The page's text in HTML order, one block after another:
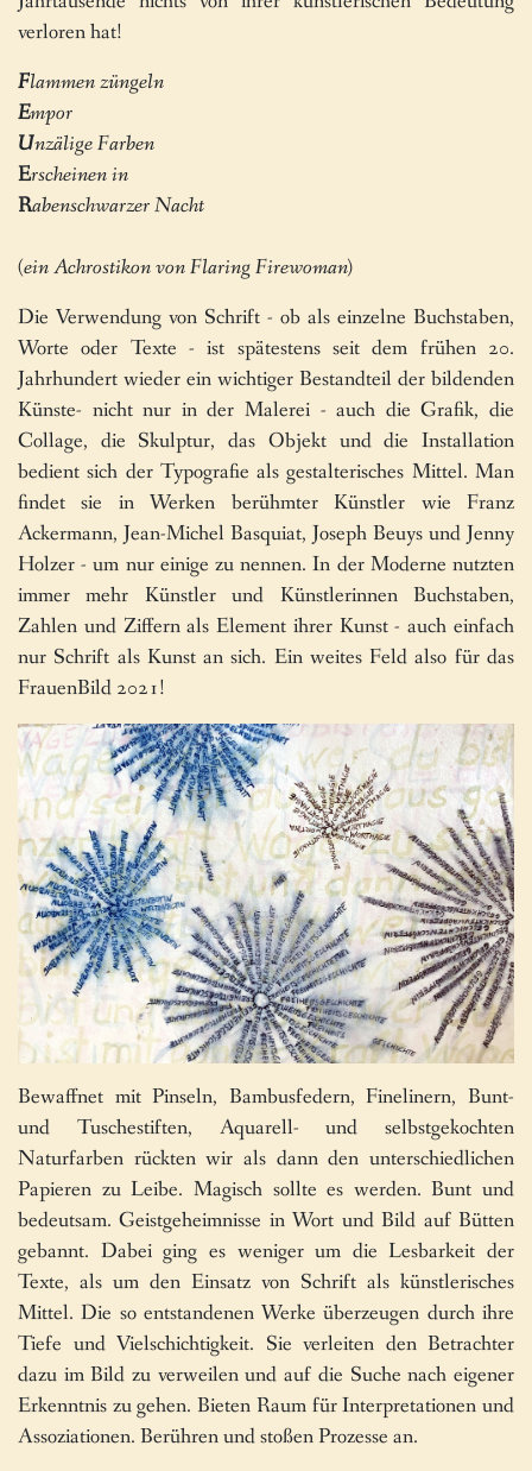
verloren hat!
Flammen züngeln
Empor
Unzälige Farben
Erscheinen in
Rabenschwarzer Nacht
(ein Achrostikon von Flaring Firewoman)
Die Verwendung von Schrift - ob als einzelne Buchstaben,
Worte oder Texte - ist spätestens seit dem frühen 20.
Jahrhundert wieder ein wichtiger Bestandteil der bildenden
Künste- nicht nur in der Malerei - auch die Grafik, die
Collage, die Skulptur, das Objekt und die Installation
bedient sich der Typografie als gestalterisches Mittel. Man
findet sie in Werken berühmter Künstler wie Franz
Ackermann, Jean-Michel Basquiat, Joseph Beuys und Jenny
Holzer - um nur einige zu nennen. In der Moderne nutzten
immer mehr Künstler und Künstlerinnen Buchstaben,
Zahlen und Ziffern als Element ihrer Kunst - auch einfach
nur Schrift als Kunst an sich. Ein weites Feld also für das
FrauenBild 2021!
Bewaffnet mit Pinseln, Bambusfedern, Finelinern, Bunt-
und Tuschestiften, Aquarell- und selbstgekochten
Naturfarben rückten wir als dann den unterschiedlichen
Papieren zu Leibe. Magisch sollte es werden. Bunt und
bedeutsam. Geistgeheimnisse in Wort und Bild auf Bütten
gebannt. Dabei ging es weniger um die Lesbarkeit der
Texte, als um den Einsatz von Schrift als künstlerisches
Mittel. Die so entstandenen Werke überzeugen durch ihre
Tiefe und Vielschichtigkeit. Sie verleiten den Betrachter
dazu im Bild zu verweilen und auf die Suche nach eigener
Erkenntnis zu gehen. Bieten Raum für Interpretationen und
Assoziationen. Berühren und stoßen Prozesse an.